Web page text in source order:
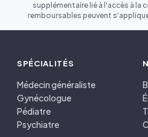
supplémentaire lié à l'accès à la
remboursables peuvent
SPÉCIALITÉS
Médecin généraliste
Gynécologue
Pédiatre
Psychiatre